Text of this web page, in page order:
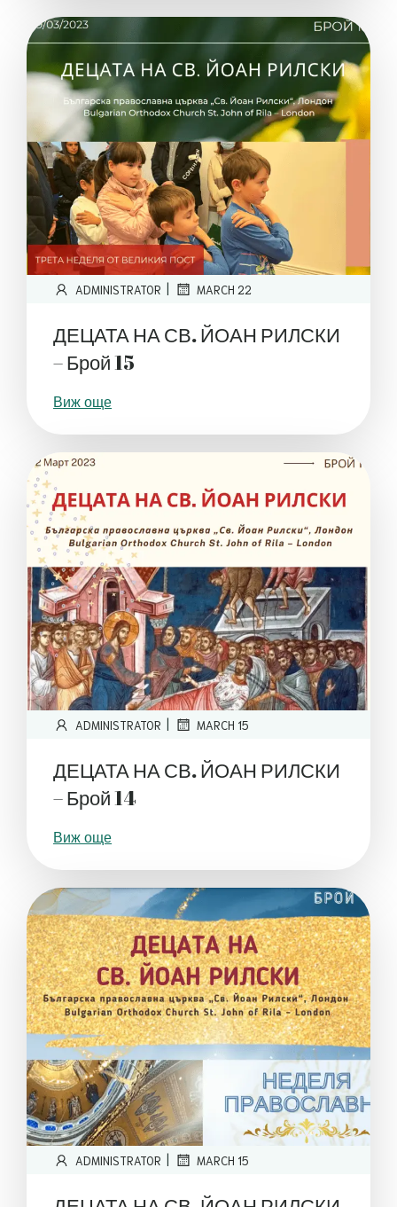
ADMINISTRATOR | MARCH 22
ДЕЦАТА НА СВ. ЙОАН РИЛСКИ
– Брой 15
Виж още
ADMINISTRATOR | MARCH 15
ДЕЦАТА НА СВ. ЙОАН РИЛСКИ
– Брой 14
Виж още
ADMINISTRATOR | MARCH 15